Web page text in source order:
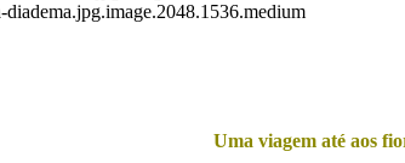
Uma viagem até aos